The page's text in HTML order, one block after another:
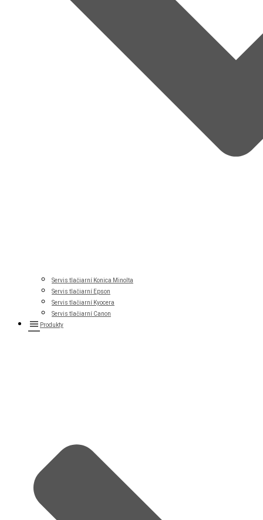
Servis tlačiarní Konica Minolta
Servis tlačiarní Epson
Servis tlačiarní Kyocera
Servis tlačiarní Canon
Produkty